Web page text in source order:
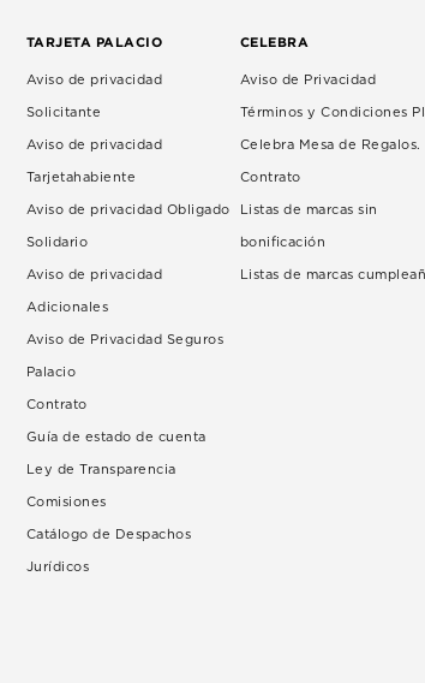
TARJETA PALACIO
Aviso de privacidad
Solicitante
Aviso de privacidad
Tarjetahabiente
Aviso de privacidad Obligado
Solidario
Aviso de privacidad
Adicionales
Aviso de Privacidad Seguros
Palacio
Contrato
Guía de estado de cuenta
Ley de Transparencia
Comisiones
Catálogo de Despachos
Jurídicos
CELEBRA
Aviso de Privacidad
Términos y Condiciones
Celebra Mesa de Regalos.
Contrato
Listas de marcas sin
bonificación
Listas de marcas